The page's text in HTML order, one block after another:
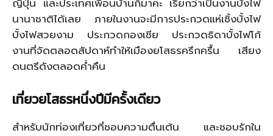
นานาชาติได้เลย ภายในงานจะมีการประกวดแห่เซิ้งบั้งไฟ
บั้งไฟสวยงาม ประกวดกองเชีย ประกวดธิดาบั้งไฟโก้
งานที่จัดตลอดสัปดาห์ทำให้เมืองยโสธรครึกครื้น เสียง
ดนตรีดังตลอดค่ำคืน
เที่ยวยโสธรหนึ่งปีมีครั้งเดียว
สำหรับนักท่องเที่ยวที่ชอบความตื่นเต้น และชอบรักใน